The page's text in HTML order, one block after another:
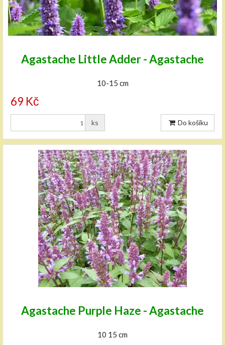
Agastache Little Adder - Agastache
10-15 cm
69 Kč
ks Do košíku
Agastache Purple Haze - Agastache
10 15 cm